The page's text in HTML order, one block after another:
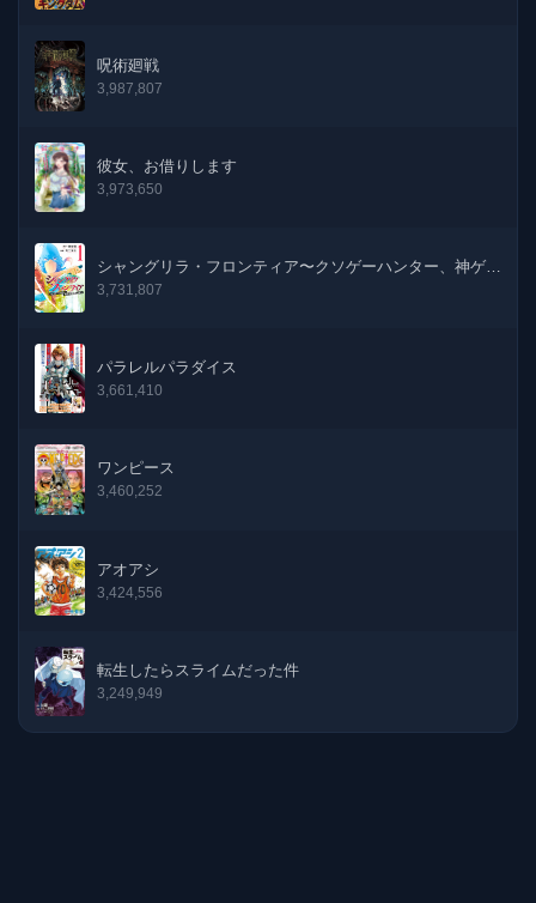
5話
4話
3話
2話
1話 31-08-2023
呪術廻戦
3,987,807
彼女、お借りします
3,973,650
シャングリラ・フロンティア〜クソゲーハンター、神ゲー
に挑まんとす〜
3,731,807
パラレルパラダイス
3,661,410
ワンピース
3,460,252
アオアシ
3,424,556
転生したらスライムだった件
3,249,949